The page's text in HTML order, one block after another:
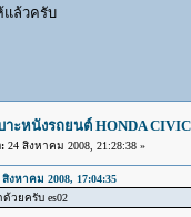
แล้วครับ
าะหนังรถยนต์ HONDA
24 สิงหาคม 2008, 21:28:38 »
งหาคม 2008, 17:04:35
วยครับ es02